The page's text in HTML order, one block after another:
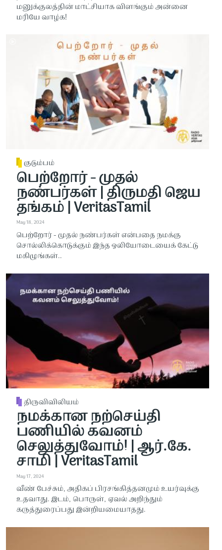
மனுக்குலத்தின் மாட்சியாக விளங்கும் அன்னை
மரியே வாழ்க!
குடும்பம்
பெற்றோர் - முதல்
நண்பர்கள் | திருமதி ஜெய
தங்கம் | VeritasTamil
May 18, 2024
பெற்றோர் - முதல் நண்பர்கள் என்பதை நமக்கு
சொல்லிக்கொடுக்கும் இந்த ஒலியோடையைக் கேட்டு
மகிழுங்கள்..
திருவிவிலியம்
நமக்கான நற்செய்தி
பணியில் கவனம்
செலுத்துவோம்! | ஆர்.கே.
சாமி | VeritasTamil
May 17, 2024
வீண் பேச்சும், அதிகப் பிரசங்கித்தனமும் உயர்வுக்கு
உதவாது. இடம், பொருள், ஏவல் அறிந்தும்
கருத்துரைப்பது இன்றியமையாதது.